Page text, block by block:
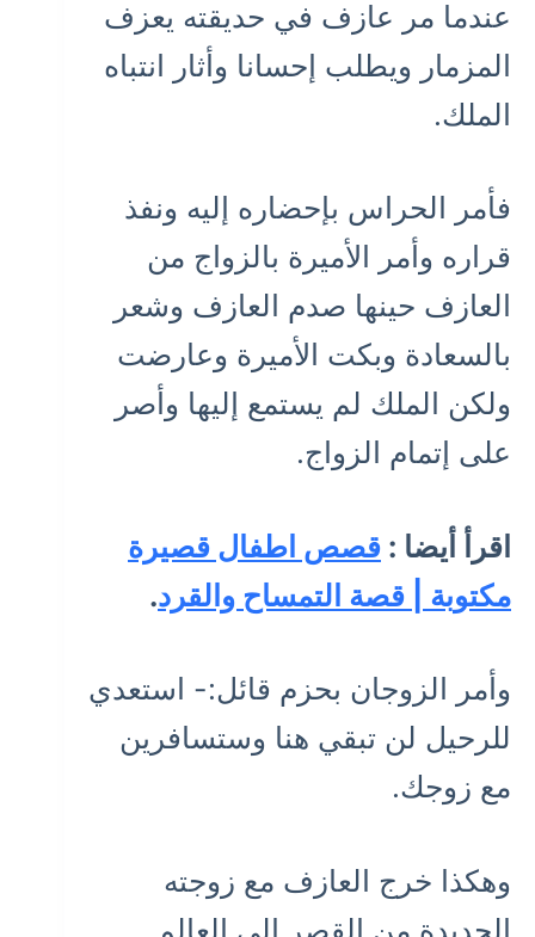
عندما مر عازف في حديقته يعزف
المزمار ويطلب إحسانا وأثار انتباه
الملك.
فأمر الحراس بإحضاره إليه ونفذ
قراره وأمر الأميرة بالزواج من
العازف حينها صدم العازف وشعر
بالسعادة وبكت الأميرة وعارضت
ولكن الملك لم يستمع إليها وأصر
على إتمام الزواج.
اقرأ أيضا : قصص اطفال قصيرة
مكتوبة | قصة التمساح والقرد.
وأمر الزوجان بحزم قائل:- استعدي
للرحيل لن تبقي هنا وستسافرين
مع زوجك.
وهكذا خرج العازف مع زوجته
الجديدة من القصر إلى العالم